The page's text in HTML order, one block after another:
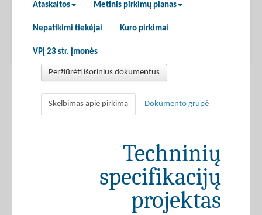
Ataskaitos Metinis pirkimų planas
Nepatikimi tiekėjai Kuro pirkimai
VPĮ 23 str. įmonės
Peržiūrėti išorinius dokumentus
Skelbimas apie pirkimą Dokumento grupė
Techninių
specifikacijų
projektas